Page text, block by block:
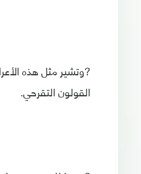
?وتشير مثل هذه
القولون التقرحي.